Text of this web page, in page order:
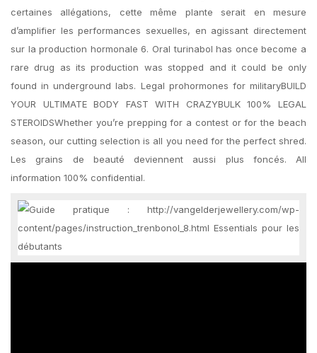
certaines allégations, cette même plante serait en mesure
d’amplifier les performances sexuelles, en agissant directement
sur la production hormonale 6. Oral turinabol has once become a
rare drug as its production was stopped and it could be only
found in underground labs. Legal prohormones for militaryBUILD
YOUR ULTIMATE BODY FAST WITH CRAZYBULK 100% LEGAL
STEROIDSWhether you’re prepping for a contest or for the beach
season, our cutting selection is all you need for the perfect shred.
Les grains de beauté deviennent aussi plus foncés. All
information 100% confidential.